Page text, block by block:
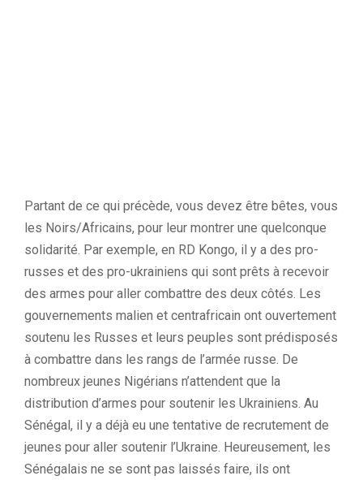
Partant de ce qui précède, vous devez être bêtes, vous
les Noirs/Africains, pour leur montrer une quelconque
solidarité. Par exemple, en RD Kongo, il y a des pro-
russes et des pro-ukrainiens qui sont prêts à recevoir
des armes pour aller combattre des deux côtés. Les
gouvernements malien et centrafricain ont ouvertement
soutenu les Russes et leurs peuples sont prédisposés
à combattre dans les rangs de l’armée russe. De
nombreux jeunes Nigérians n’attendent que la
distribution d’armes pour soutenir les Ukrainiens. Au
Sénégal, il y a déjà eu une tentative de recrutement de
jeunes pour aller soutenir l’Ukraine. Heureusement, les
Sénégalais ne se sont pas laissés faire, ils ont